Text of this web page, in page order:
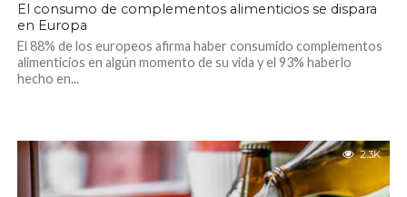
El consumo de complementos alimenticios se dispara
en Europa
El 88% de los europeos afirma haber consumido complementos
alimenticios en algún momento de su vida y el 93% haberlo
hecho en...
2.3K